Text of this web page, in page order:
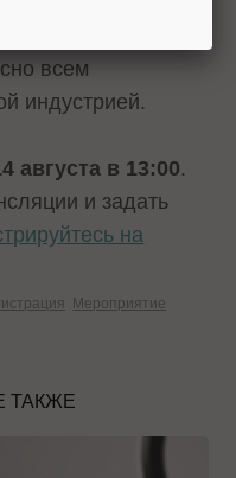
всем
индустрией.
августа в 13:00.
и задать
на
Мероприятие
ТАКЖЕ